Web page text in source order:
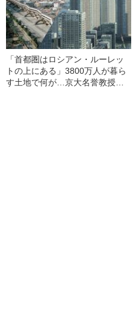
「首都圏はロシアン・ルーレッ
トの上にある」3800万人が暮ら
す土地で何が…京大名誉教授が